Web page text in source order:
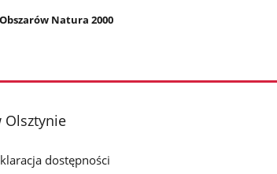
Natura 2000
Olsztynie
dostępności